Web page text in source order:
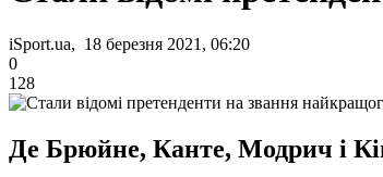
iSport.ua, 18 березня 2021, 06:20
0
128
Де Брюйне, Канте, Модрич і